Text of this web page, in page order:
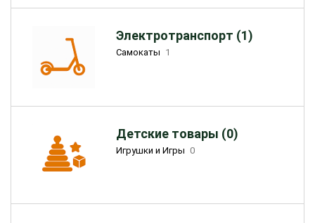
Электротранспорт (1)
Самокаты 1
Детские товары (0)
Игрушки и Игры 0